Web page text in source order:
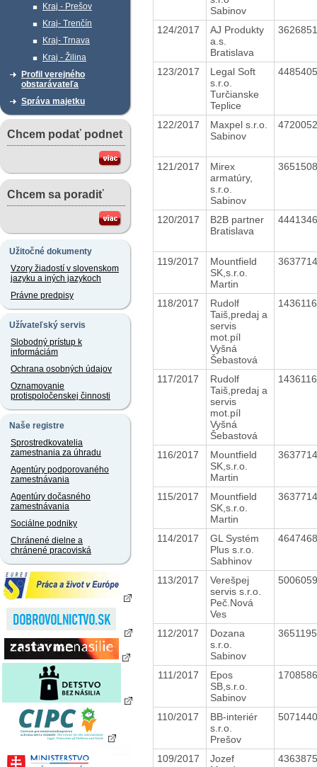
Kraj - Prešov
Kraj- Trenčín
Kraj- Trnava
Kraj - Žilina
Profil verejného
obstarávateľa
Správa majetku
Chcem podať podnet
Chcem sa poradiť
Užitočné dokumenty
Vzory žiadostí v slovenskom
jazyku a iných jazykoch
Právne predpisy
Užívateľský servis
Slobodný prístup k
informáciám
Ochrana osobných údajov
Oznamovanie
protispoločenskej činnosti
Naše registre
Sprostredkovatelia
zamestnania za úhradu
Agentúry podporovaného
zamestnávania
Agentúry dočasného
zamestnávania
Sociálne podniky
Chránené dielne a
chránené pracoviská
Sabinov
124/2017
AJ Produkty
a.s.
Bratislava
123/2017
Legal Soft
s.r.o.
Turčianske
Teplice
122/2017
Maxpel s.r.o.
Sabinov
121/2017
Mirex
armatúry,
s.r.o.
Sabinov
120/2017
B2B partner
Bratislava
119/2017
Mountfield
SK,s.r.o.
Martin
118/2017
Rudolf
Taiš,predaj a
servis
mot.píl
Vyšná
Šebastová
117/2017
Rudolf
Taiš,predaj a
servis
mot.píl
Vyšná
Šebastová
116/2017
Mountfield
SK,s.r.o.
Martin
115/2017
Mountfield
SK,s.r.o.
Martin
114/2017
GL Systém
Plus s.r.o.
Sabhinov
113/2017
Verešpej
servis s.r.o.
Peč.Nová
Ves
112/2017
Dozana
s.r.o.
Sabinov
111/2017
Epos
SB,s.r.o.
Sabinov
110/2017
BB-interiér
s.r.o.
Prešov
109/2017
Jozef